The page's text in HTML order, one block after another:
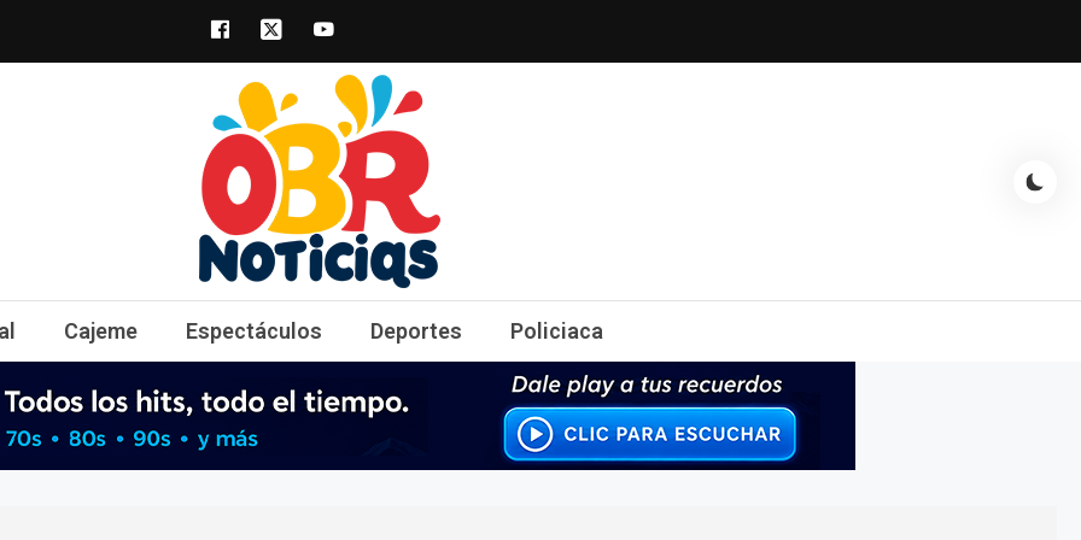
obrnoticias.com
obr noticias noticias, entretenimiento y espectáculos, entrevistas con famosos, showbizz, podcast, chismes y
Cajeme Espectáculos Deportes Policiaca